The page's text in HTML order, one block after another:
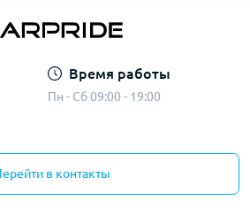
Время работы
Пн - Сб 09:00 - 19:00
в контакты